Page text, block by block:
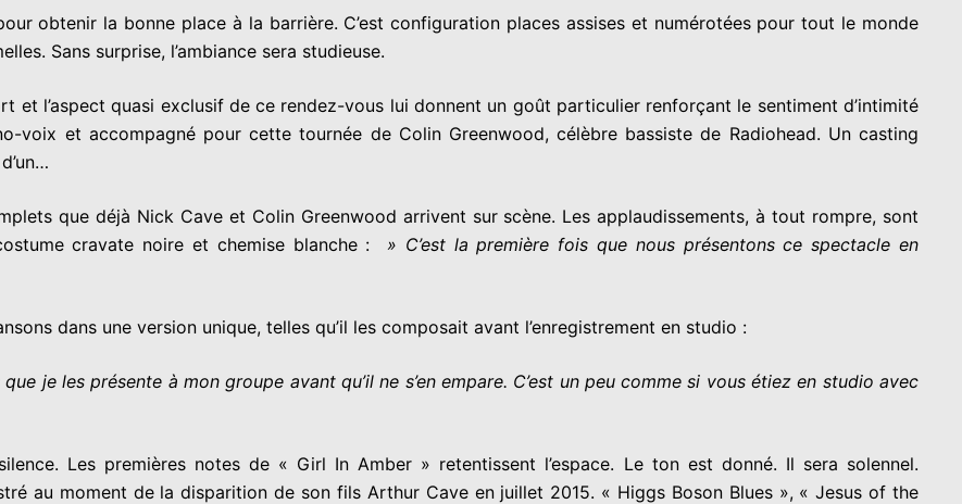
obtenir la bonne place à la barrière. C’est configuration places assises et numérotées pour tout le monde
Sans surprise, l’ambiance sera studieuse.
et l’aspect quasi exclusif de ce rendez-vous lui donnent un goût particulier renforçant le sentiment d’intimité
voix et accompagné pour cette tournée de Colin Greenwood, célèbre bassiste de Radiohead. Un casting
que déjà Nick Cave et Colin Greenwood arrivent sur scène. Les applaudissements, à tout rompre, sont
cravate noire et chemise blanche : » C’est la première fois que nous présentons ce spectacle en
dans une version unique, telles qu’il les composait avant l’enregistrement en studio :
je les présente à mon groupe avant qu’il ne s’en empare. C’est un peu comme si vous étiez en studio avec
Les premières notes de « Girl In Amber » retentissent l’espace. Le ton est donné. Il sera solennel.
au moment de la disparition de son fils Arthur Cave en juillet 2015. « Higgs Boson Blues », « Jesus of the